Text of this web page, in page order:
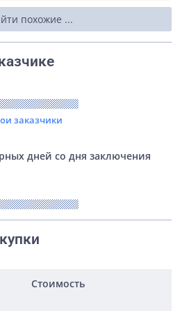
похожие ...
заказчики
дней со дня заключения
Стоимость